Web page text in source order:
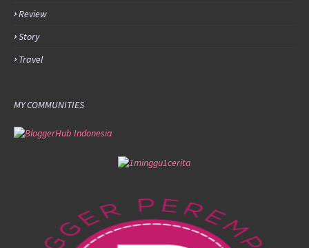
Review
Story
Travel
MY COMMUNITIES